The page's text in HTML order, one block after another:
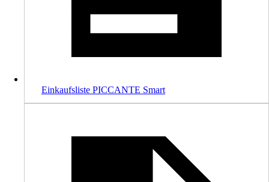
Einkaufsliste PICCANTE Smart